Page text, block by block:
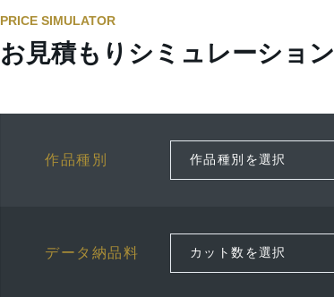
PRICE SIMULATOR
お見積もりシミュレーション
作品種別
データ納品料